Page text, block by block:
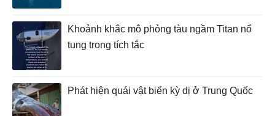
Khoảnh khắc mô phỏng tàu ngầm Titan nổ
tung trong tích tắc
Phát hiện quái vật biển kỳ dị ở Trung Quốc